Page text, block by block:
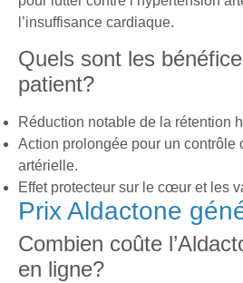
l’insuffisance cardiaque.
Quels sont les
patient?
Réduction notable de la rétention
Action prolongée pour un contrôle
artérielle.
Effet protecteur sur le cœur et les
Prix Aldactone
Combien coûte
en ligne?